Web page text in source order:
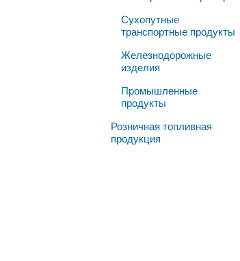
Сухопутные
транспортные продукты
Железнодорожные
изделия
Промышленные
продукты
Розничная топливная
продукция